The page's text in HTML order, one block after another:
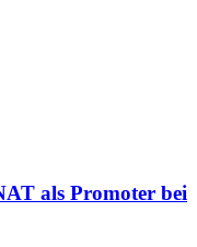
als Promoter bei